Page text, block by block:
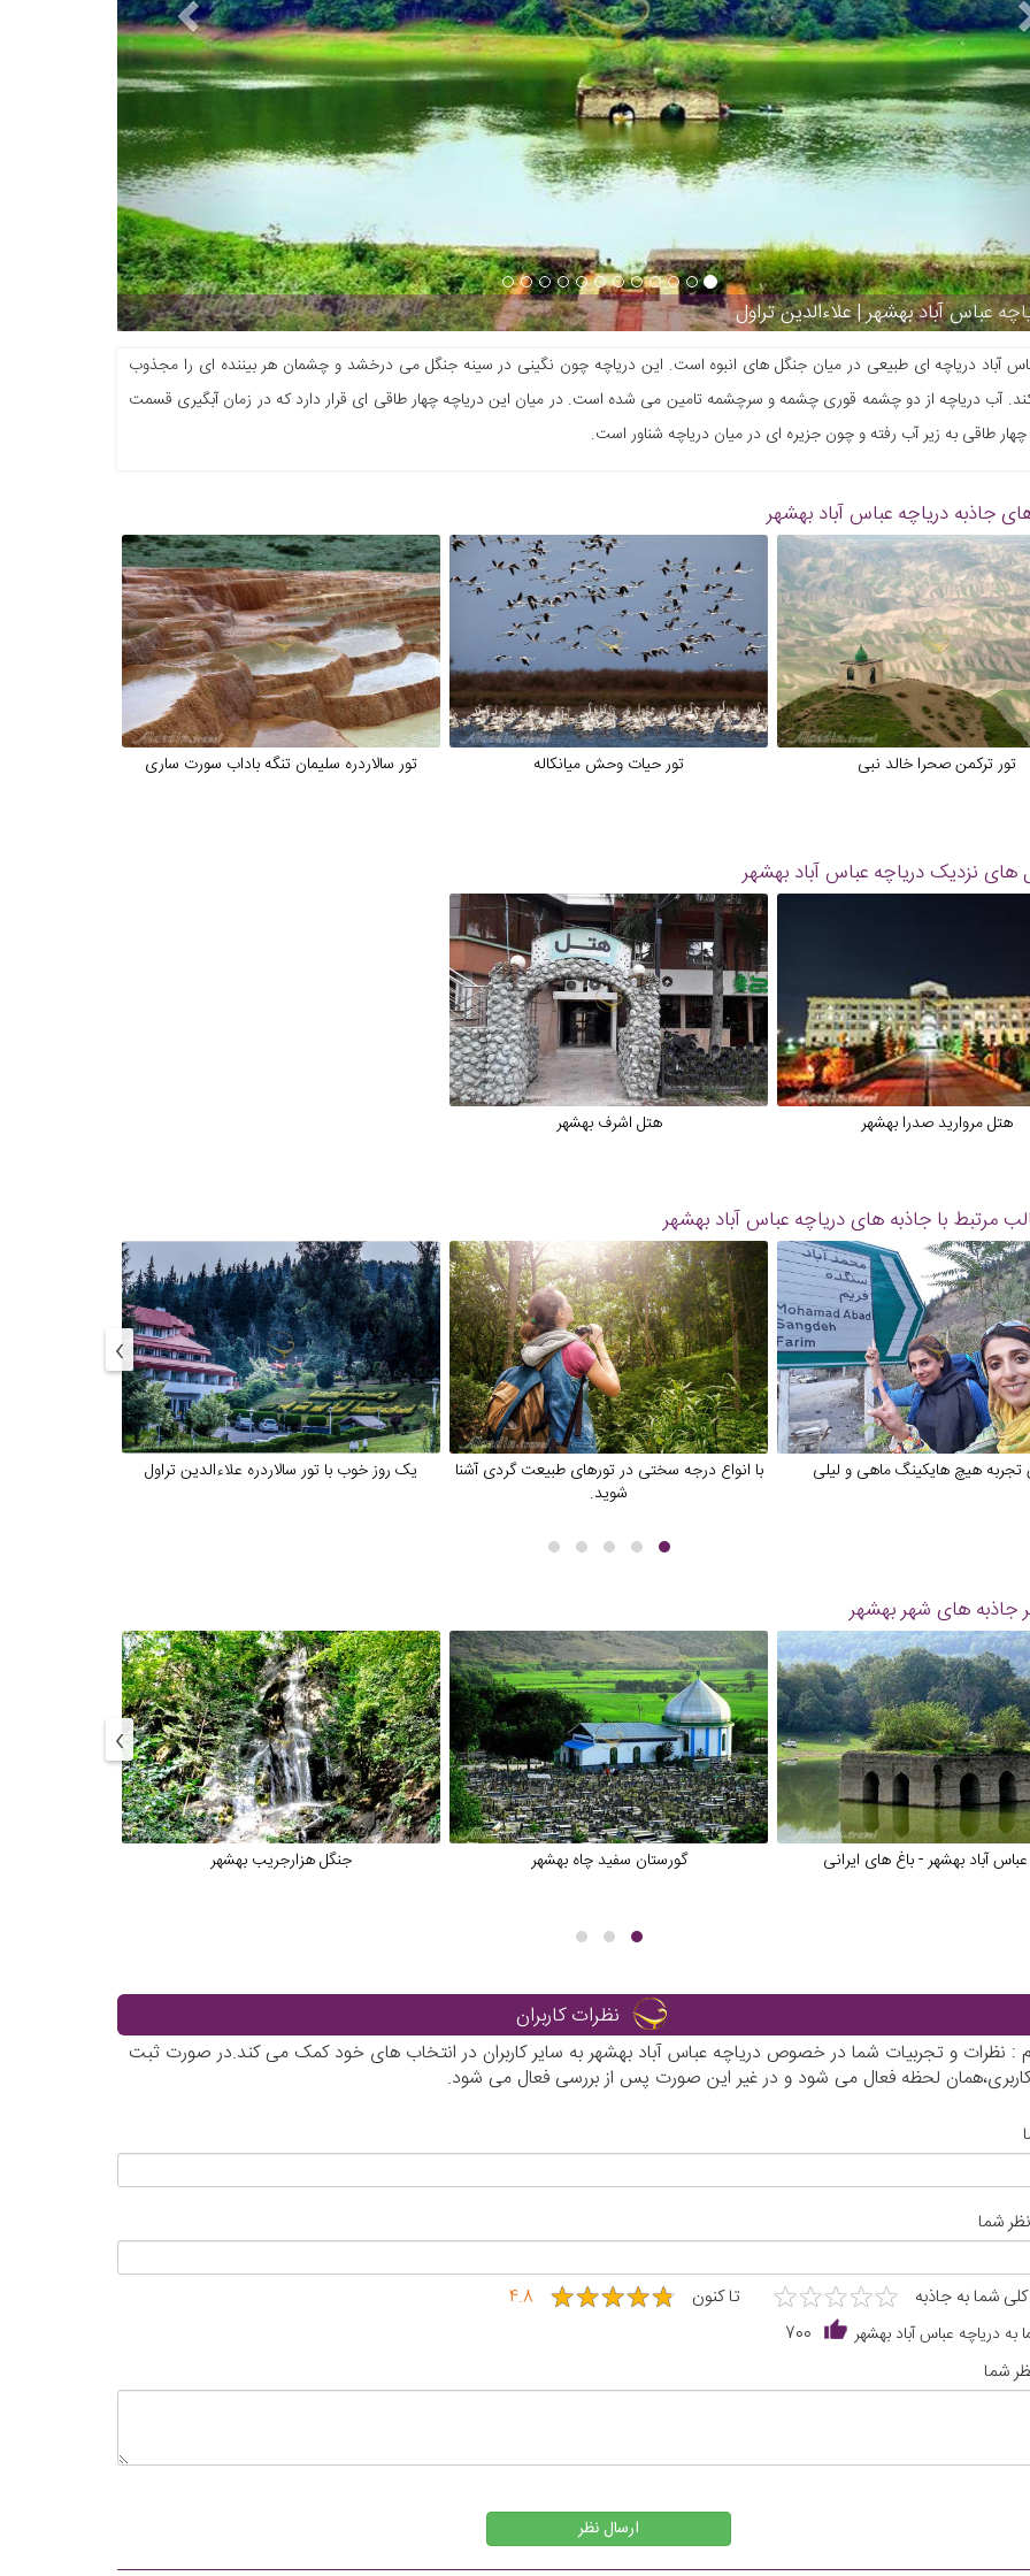
عباس آباد بهشهر | علاءالدین تراول
آباد دریاچه ای طبیعی در میان جنگل های انبوه است. این دریاچه چون نگینی در سینه جنگل می درخشد و چشمان هر بیننده ای را مجذوب
آب دریاچه از دو چشمه قوری چشمه و سرچشمه تامین می شده است. در میان این دریاچه چهار طاقی ای قرار دارد که در زمان آبگیری قسمت
طاقی به زیر آب رفته و چون جزیره ای در میان دریاچه شناور است.
جاذبه دریاچه عباس آباد بهشهر
تور ترکمن صحرا خالد نبی تور حیات وحش میانکاله تور سالاردره سلیمان تنگه باداب سورت ساری
های نزدیکدریاچه عباس آباد بهشهر
هتل مروارید صدرا بهشهر هتل اشرف بهشهر
مرتبط با جاذبه هایدریاچه عباس آباد بهشهر
تجربه هیچ هایکینگ ماهی و لیلی
با انواع درجه سختی در تورهای طبیعت گردی آشنا
شوید.
یک روز خوب با تور سالاردره علاءالدین تراول
›
جاذبه های شهربهشهر
آباد بهشهر - باغ های ایرانی گورستان سفید چاه بهشهر جنگل هزارجریب بهشهر
›
نظرات کاربران
: نظرات و تجربیات شما در خصوص دریاچه عباس آباد بهشهر به سایر کاربران در انتخاب های خود کمک می کند.در صورت ثبت
کاربری،همان لحظه فعال می شود و در غیر این صورت پس از بررسی فعال می شود.
شما
کلی شما به جاذبه ★★★★★
★★★★★ تا کنون ★★★★★
★★★★★
4.8
به دریاچه عباس آباد بهشهر 700
شما
ارسال نظر